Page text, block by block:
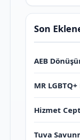
Son
AEB
MR
Hizmet
Tuva